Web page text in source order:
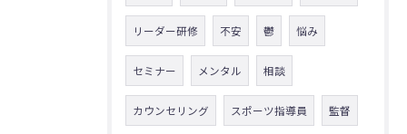
リーダー研修 不安 鬱 悩み
セミナー メンタル 相談
カウンセリング スポーツ指導員 監督